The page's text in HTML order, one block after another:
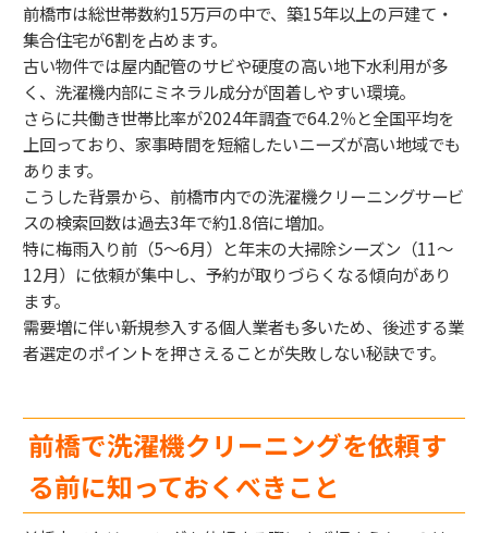
前橋市は総世帯数約15万戸の中で、築15年以上の戸建て・
集合住宅が6割を占めます。
古い物件では屋内配管のサビや硬度の高い地下水利用が多
く、洗濯機内部にミネラル成分が固着しやすい環境。
さらに共働き世帯比率が2024年調査で64.2％と全国平均を
上回っており、家事時間を短縮したいニーズが高い地域でも
あります。
こうした背景から、前橋市内での洗濯機クリーニングサービ
スの検索回数は過去3年で約1.8倍に増加。
特に梅雨入り前（5〜6月）と年末の大掃除シーズン（11〜
12月）に依頼が集中し、予約が取りづらくなる傾向があり
ます。
需要増に伴い新規参入する個人業者も多いため、後述する業
者選定のポイントを押さえることが失敗しない秘訣です。
前橋で洗濯機クリーニングを依頼す
る前に知っておくべきこと